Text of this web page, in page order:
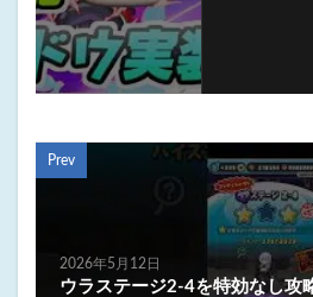
Prev
2026年5月12日
ウラステージ2-4を特効なし攻